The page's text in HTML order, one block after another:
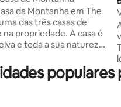
da Montanha em The
das três casas de
propriedade. A casa é
e toda a sua natureza
ou todas as três para
de vila em grupo com a